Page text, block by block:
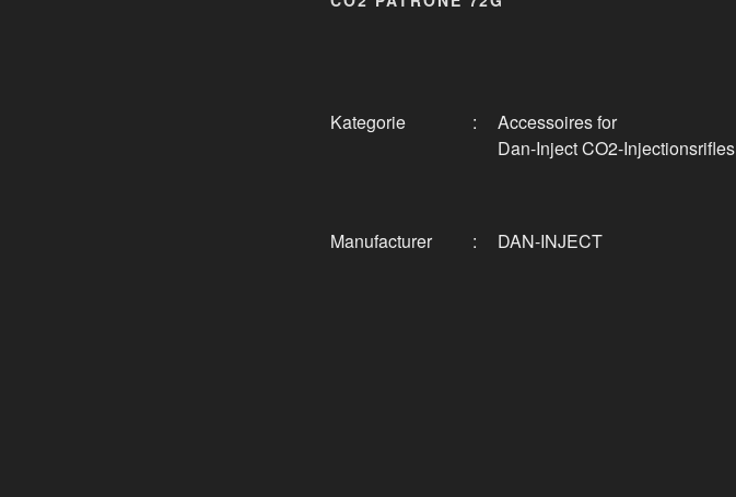
Kategorie :
Accessoires for
Dan-Inject CO2-Injectionsrifles
Manufacturer : DAN-INJECT